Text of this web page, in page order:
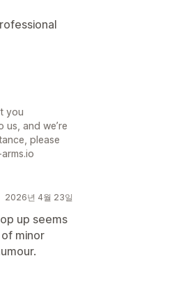
you
and we’re
please
2026년 4월 23일
up seems
minor